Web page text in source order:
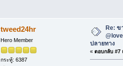
tweed24hr
Hero Member
กระทู้: 6387
Re:
ปลายทาง
« ตอบกลับ #7